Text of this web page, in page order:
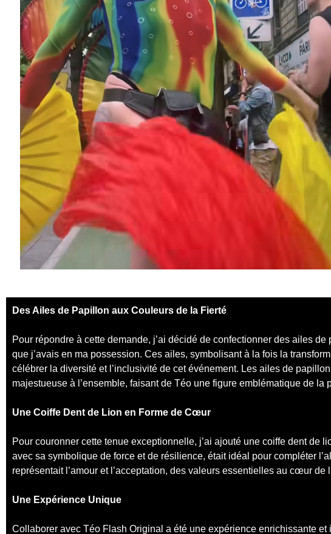
Des Ailes de Papillon aux Couleurs de la Fierté
Pour répondre à cette demande, j’ai décidé de confectionner des ailes
que j’avais en ma possession. Ces ailes, symbolisant à la fois la
célébrer la diversité et l’inclusivité de cet événement. Les ailes de
majestueuse à l’ensemble, faisant de Téo une figure emblématique de la
Une Coiffe Dent de Lion en Forme de Cœur
Pour couronner cette tenue exceptionnelle, j’ai ajouté une coiffe dent de
avec sa symbolique de force et de résilience, était idéal pour compléter
représentait l’amour et l’acceptation, des valeurs essentielles au cœur de
Une Expérience Unique
Collaborer avec Téo Flash Original a été une expérience enrichissante